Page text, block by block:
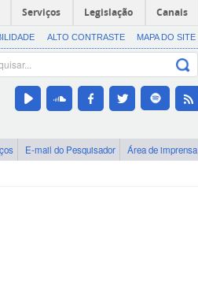
Serviços Legislação Canais
ALTO CONTRASTE MAPA DO SITE
E-mail do Pesquisador Área de imprensa